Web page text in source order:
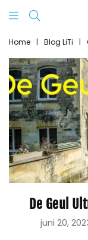
It
It
Home | Blog LiTi |
De Geul
juni 20,